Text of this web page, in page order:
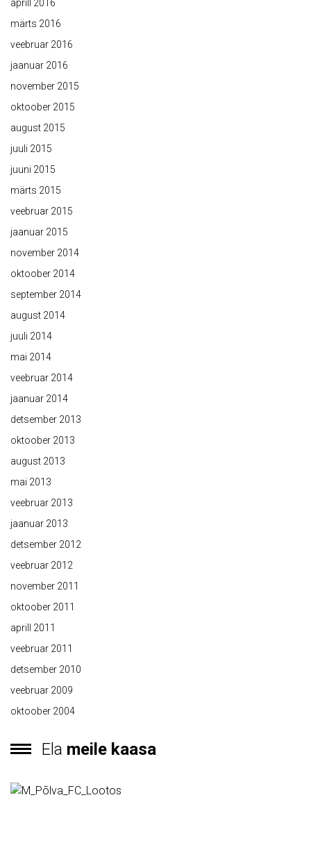
aprill 2016
märts 2016
veebruar 2016
jaanuar 2016
november 2015
oktoober 2015
august 2015
juuli 2015
juuni 2015
märts 2015
veebruar 2015
jaanuar 2015
november 2014
oktoober 2014
september 2014
august 2014
juuli 2014
mai 2014
veebruar 2014
jaanuar 2014
detsember 2013
oktoober 2013
august 2013
mai 2013
veebruar 2013
jaanuar 2013
detsember 2012
veebruar 2012
november 2011
oktoober 2011
aprill 2011
veebruar 2011
detsember 2010
veebruar 2009
oktoober 2004
Ela meile kaasa